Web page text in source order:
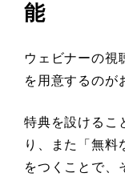
能
ウェビナーの視
を用意するのが
特典を設けるこ
り、また「無料
をつくことで、